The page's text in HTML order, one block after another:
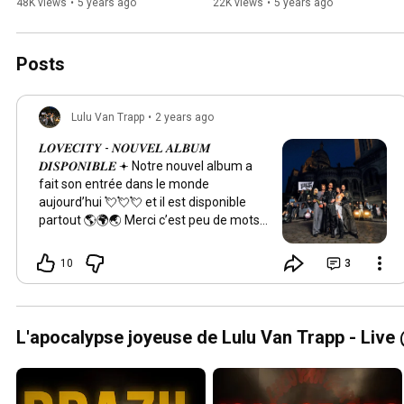
48K views • 5 years ago
22K views • 5 years ago
Posts
Lulu Van Trapp • 2 years ago
𝑳𝑶𝑽𝑬𝑪𝑰𝑻𝒀 - 𝑵𝑶𝑼𝑽𝑬𝑳 𝑨𝑳𝑩𝑼𝑴
𝑫𝑰𝑺𝑷𝑶𝑵𝑰𝑩𝑳𝑬 𖥔 Notre nouvel album a
fait son entrée dans le monde
aujourd’hui 💘💘💘 et il est disponible
partout 🌎🌍🌏 Merci c’est peu de mots,
@azzedine.djelil + @masteredbymike
qui l’ont construit avec nous_ Merci
en ont fait le plus bel objet_ Merci nos
alliés @backdoor.records
@becausemusic @w_spectacle_ Merci
nos familles et nos amours_ Merci
Paris_ Merci à vous sans qui rien
n’existerait. Vous êtes notre force, notre
10 3
L'apocalypse joyeuse de Lulu Van Trapp - Live